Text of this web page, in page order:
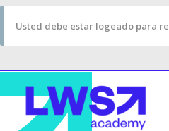
Usted debe estar logeado para